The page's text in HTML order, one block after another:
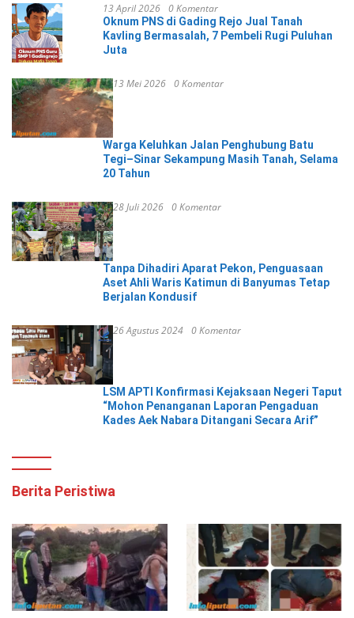
13 April 2026 0 Komentar
Oknum PNS di Gading Rejo Jual Tanah
Kavling Bermasalah, 7 Pembeli Rugi Puluhan
Juta
13 Mei 2026 0 Komentar
Warga Keluhkan Jalan Penghubung Batu
Tegi–Sinar Sekampung Masih Tanah, Selama
20 Tahun
28 Juli 2026 0 Komentar
Tanpa Dihadiri Aparat Pekon, Penguasaan
Aset Ahli Waris Katimun di Banyumas Tetap
Berjalan Kondusif
26 Agustus 2024 0 Komentar
LSM APTI Konfirmasi Kejaksaan Negeri Taput
“Mohon Penanganan Laporan Pengaduan
Kades Aek Nabara Ditangani Secara Arif”
Berita Peristiwa